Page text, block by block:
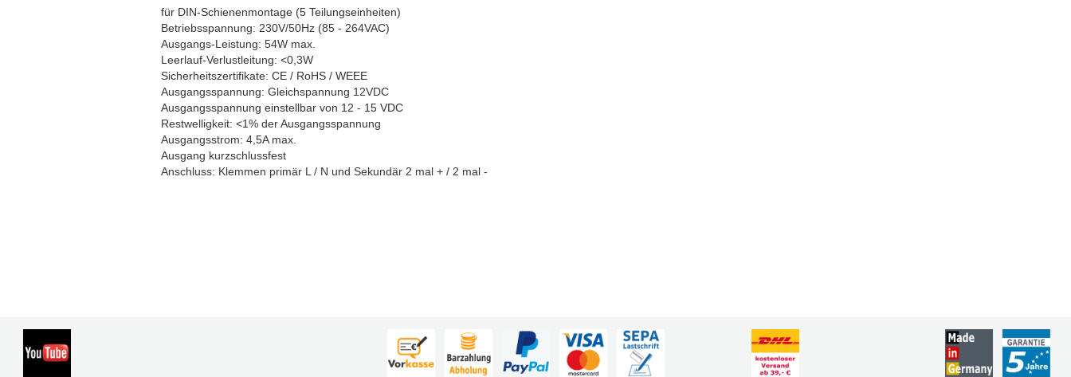
für DIN-Schienenmontage (5 Teilungseinheiten)
Betriebsspannung: 230V/50Hz (85 - 264VAC)
Ausgangs-Leistung: 54W max.
Leerlauf-Verlustleitung: <0,3W
Sicherheitszertifikate: CE / RoHS / WEEE
Ausgangsspannung: Gleichspannung 12VDC
Ausgangsspannung einstellbar von 12 - 15 VDC
Restwelligkeit: <1% der Ausgangsspannung
Ausgangsstrom: 4,5A max.
Ausgang kurzschlussfest
Anschluss: Klemmen primär L / N und Sekundär 2 mal + / 2 mal -